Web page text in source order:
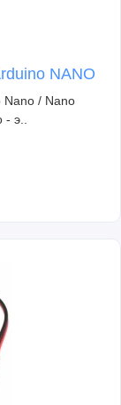
NANO
Nano / Nano
э..